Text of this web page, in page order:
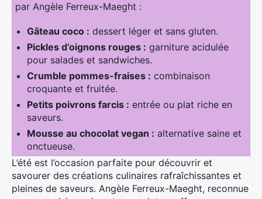
par Angèle Ferreux-Maeght :
Gâteau coco : dessert léger et sans gluten.
Pickles d’oignons rouges : garniture acidulée
pour salades et sandwiches.
Crumble pommes-fraises : combinaison
croquante et fruitée.
Petits poivrons farcis : entrée ou plat riche en
saveurs.
Mousse au chocolat vegan : alternative saine et
onctueuse.
L’été est l’occasion parfaite pour découvrir et
savourer des créations culinaires rafraîchissantes et
pleines de saveurs. Angèle Ferreux-Maeght, reconnue